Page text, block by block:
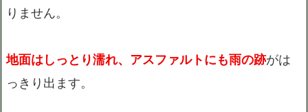
りません。
地面はしっとり濡れ、アスファルトにも雨の跡がは
っきり出ます。